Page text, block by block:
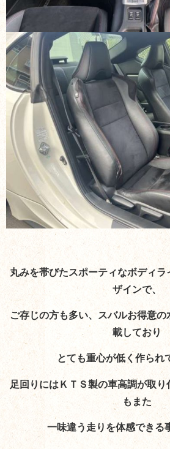
丸みを帯びたスポーティなボディ
ザインで、
ご存じの方も多い、スバルお得意
載しており
とても重心が低く作られ
足回りにはＫＴＳ製の車高調が取
もまた
一味違う走りを体感できる